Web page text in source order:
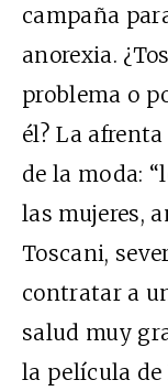
campaña
anorexia.
problema o
él? La
de la moda:
las mujeres,
Toscani,
contratar a
salud muy
la película de